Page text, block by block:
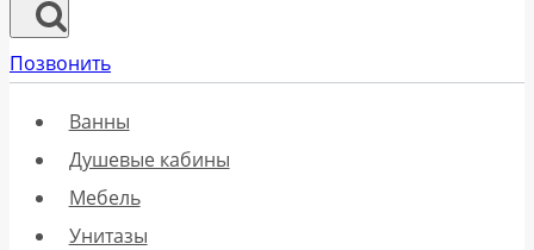
Позвонить
Ванны
Душевые кабины
Мебель
Унитазы